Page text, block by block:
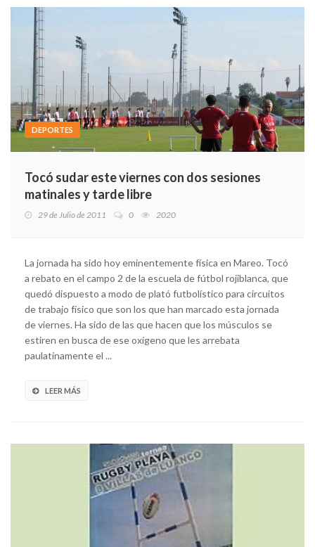
DEPORTES
Tocó sudar este viernes con dos sesiones
matinales y tarde libre
29 de Julio de 2011 0 2020
La jornada ha sido hoy eminentemente física en Mareo. Tocó
a rebato en el campo 2 de la escuela de fútbol rojiblanca, que
quedó dispuesto a modo de plató futbolístico para circuitos
de trabajo físico que son los que han marcado esta jornada
de viernes. Ha sido de las que hacen que los músculos se
estiren en busca de ese oxígeno que les arrebata
paulatinamente el ...
LEER MÁS